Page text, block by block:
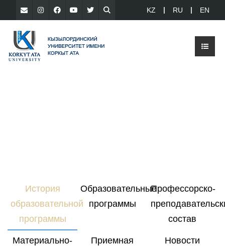
KZ RU EN
История
образовательной
программы
Образовательные
программы
Профессорско-
состав
Материально-
Приемная
Новости